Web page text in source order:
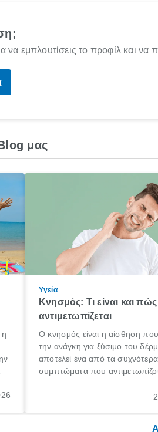
να εμπλουτίσεις το προφίλ και να
μας
η
Υγεία
Κνησμός: Τι είναι και πώς
αντιμετωπίζεται
Ο κνησμός είναι η αίσθηση
την ανάγκη για ξύσιμο του
αποτελεί ένα από τα συχνότερα
συμπτώματα που
πληροφορίες για το «κνησμός